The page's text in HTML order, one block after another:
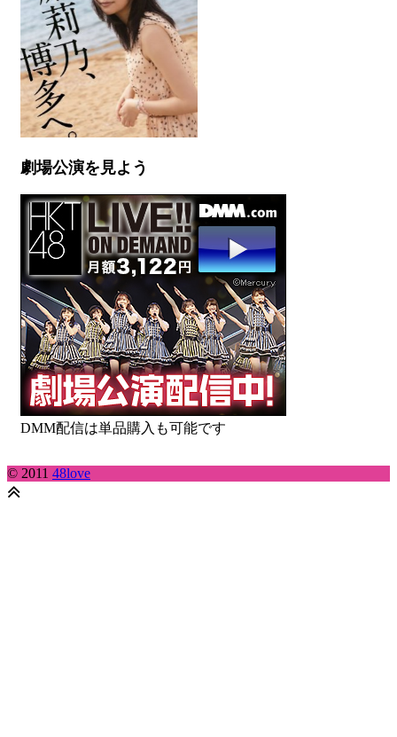
劇場公演を見よう
DMM配信は単品購入も可能です
© 2011 48love